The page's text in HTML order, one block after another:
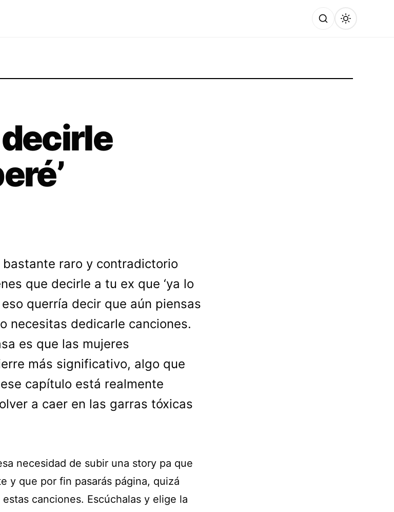
bastante raro y contradictorio
que decirle a tu ex que ‘ya lo
eso querría decir que aún piensas
necesitas dedicarle canciones.
es que las mujeres
más significativo, algo que
capítulo está realmente
a caer en las garras tóxicas
necesidad de subir una story pa que
y que por fin pasarás página, quizá
canciones. Escúchalas y elige la